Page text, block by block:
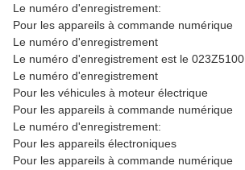
Le numéro d'enregistrement:
Pour les appareils à commande numérique
Le numéro d'enregistrement
Le numéro d'enregistrement est le 023Z5100
Le numéro d'enregistrement
Pour les véhicules à moteur électrique
Pour les appareils à commande numérique
Le numéro d'enregistrement:
Pour les appareils électroniques
Pour les appareils à commande numérique